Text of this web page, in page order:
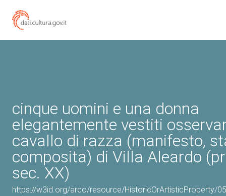
cinque uomini e una donna
elegantemente vestiti
cavallo di razza (manifesto,
composita) di Villa Aleardo
sec. XX)
https://w3id.org/arco/resource/HistoricOrArtisticProperty/